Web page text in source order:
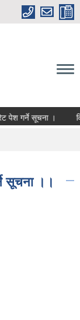
सूचना । विवरण
सूचना ।।